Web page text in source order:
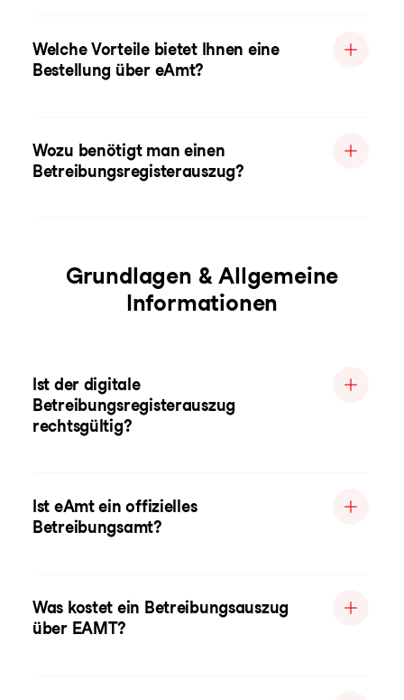
Welche Vorteile bietet Ihnen eine
Bestellung über eAmt?
Wozu benötigt man einen
Betreibungsregisterauszug?
Grundlagen & Allgemeine
Informationen
Ist der digitale
Betreibungsregisterauszug
rechtsgültig?
Ist eAmt ein offizielles
Betreibungsamt?
Was kostet ein Betreibungsauszug
über EAMT?